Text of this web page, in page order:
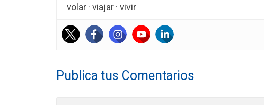
volar · viajar · vivir
Publica tus Comentarios